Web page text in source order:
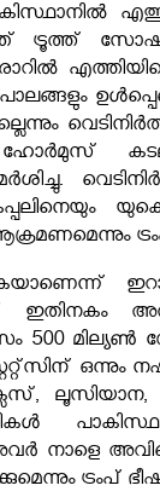
ട്രൂത്ത്
അത്
500
ഒന്നും
ലൂസിയാന,
നാളെ
ട്രംപ്